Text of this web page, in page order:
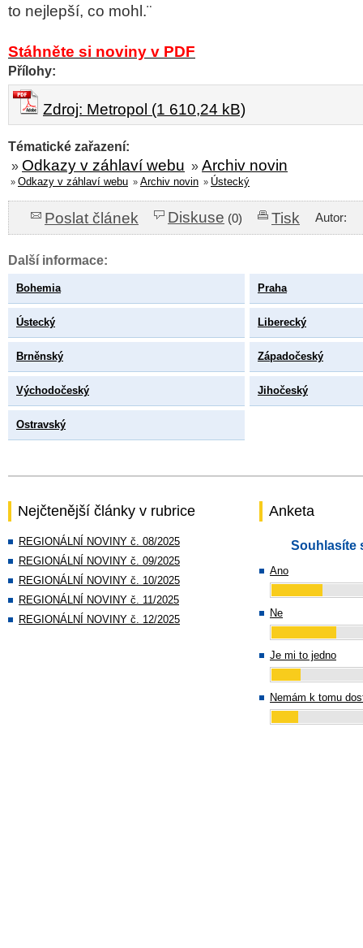
to nejlepší, co mohl.¨
Stáhněte si noviny v PDF
Přílohy:
Zdroj: Metropol (1 610,24 kB)
Tématické zařazení:
» Odkazy v záhlaví webu » Archiv novin
» Odkazy v záhlaví webu » Archiv novin » Ústecký
Poslat článek Diskuse (0) Tisk Autor:
Další informace:
Bohemia Praha
Ústecký Liberecký
Brněnský Západočeský
Východočeský Jihočeský
Ostravský
Nejčtenější články v rubrice
REGIONÁLNÍ NOVINY č. 08/2025
REGIONÁLNÍ NOVINY č. 09/2025
REGIONÁLNÍ NOVINY č. 10/2025
REGIONÁLNÍ NOVINY č. 11/2025
REGIONÁLNÍ NOVINY č. 12/2025
Anketa
Souhlasíte
Ano
Ne
Je mi to jedno
Nemám k tomu